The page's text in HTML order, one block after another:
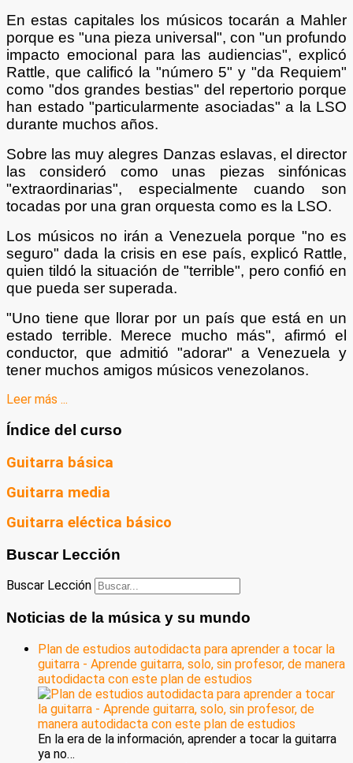
En estas capitales los músicos tocarán a Mahler
porque es "una pieza universal", con "un profundo
impacto emocional para las audiencias", explicó
Rattle, que calificó la "número 5" y "da Requiem"
como "dos grandes bestias" del repertorio porque
han estado "particularmente asociadas" a la LSO
durante muchos años.
Sobre las muy alegres Danzas eslavas, el director
las consideró como unas piezas sinfónicas
"extraordinarias", especialmente cuando son
tocadas por una gran orquesta como es la LSO.
Los músicos no irán a Venezuela porque "no es
seguro" dada la crisis en ese país, explicó Rattle,
quien tildó la situación de "terrible", pero confió en
que pueda ser superada.
"Uno tiene que llorar por un país que está en un
estado terrible. Merece mucho más", afirmó el
conductor, que admitió "adorar" a Venezuela y
tener muchos amigos músicos venezolanos.
Leer más ...
Índice del curso
Guitarra básica
Guitarra media
Guitarra eléctica básico
Buscar Lección
Buscar Lección
Noticias de la música y su mundo
Plan de estudios autodidacta para aprender a tocar la
guitarra - Aprende guitarra, solo, sin profesor, de manera
autodidacta con este plan de estudios
En la era de la información, aprender a tocar la guitarra
ya no…